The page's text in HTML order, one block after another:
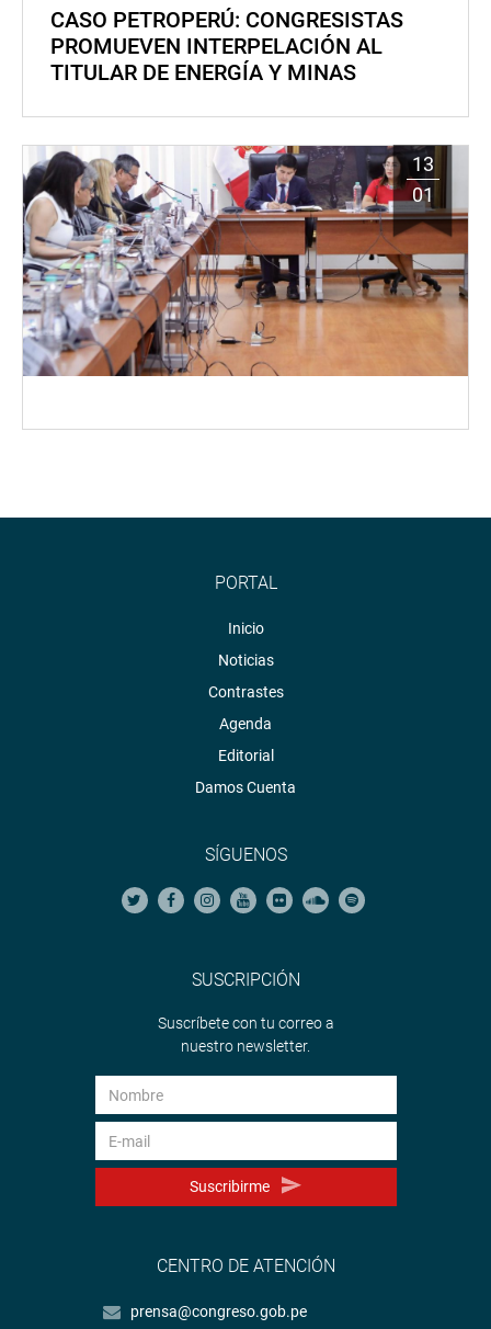
CASO PETROPERÚ: CONGRESISTAS
PROMUEVEN INTERPELACIÓN AL
TITULAR DE ENERGÍA Y MINAS
13
01
PORTAL
Inicio
Noticias
Contrastes
Agenda
Editorial
Damos Cuenta
SÍGUENOS
SUSCRIPCIÓN
Suscríbete con tu correo a
nuestro newsletter.
Suscribirme
CENTRO DE ATENCIÓN
prensa@congreso.gob.pe